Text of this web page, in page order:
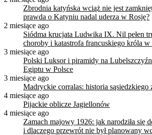
Zbrodnia katyńska wciąż nie jest
prawda o Katyniu nadal uderza w Rosję?
2 miesiące ago
Siódma krucjata Ludwika IX. Nil pełen
choroby i katastrofa francuskiego króla
3 miesiące ago
Polski Luksor i piramidy na
Egiptu w Polsce
3 miesiące ago
Madryckie corralas: historia sąsiedzkiego
4 miesiące ago
Pijackie oblicze Jagiellonów
4 miesiące ago
Zamach majowy 1926: jak narodziła się
i dlaczego przewrót nie był planowany